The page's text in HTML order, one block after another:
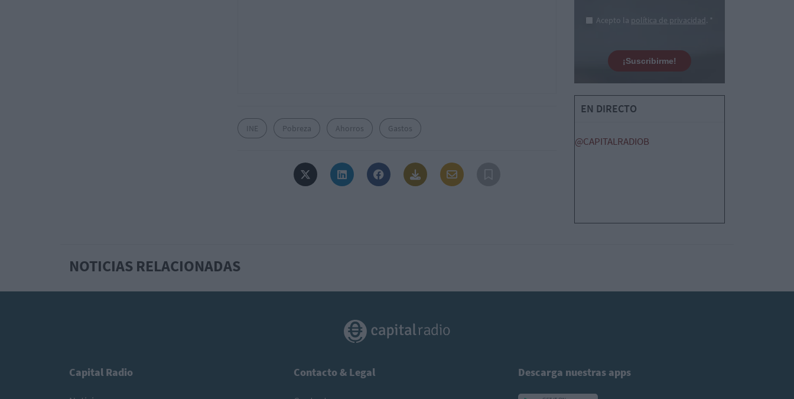
INE Pobreza Ahorros Gastos
Acepto la política de privacidad. *
¡Suscribirme!
EN DIRECTO
@CAPITALRADIOB
NOTICIAS RELACIONADAS
Capital Radio Contacto & Legal Descarga nuestras apps